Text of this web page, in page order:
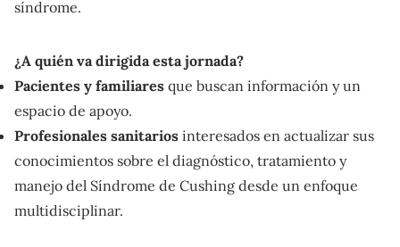
síndrome.
¿A quién va dirigida esta jornada?
Pacientes y familiares que buscan información y un
espacio de apoyo.
Profesionales sanitarios interesados en actualizar sus
conocimientos sobre el diagnóstico, tratamiento y
manejo del Síndrome de Cushing desde un enfoque
multidisciplinar.